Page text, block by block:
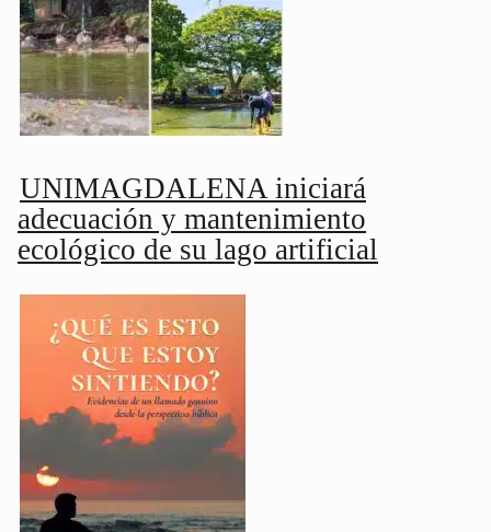
UNIMAGDALENA iniciará
adecuación y mantenimiento
ecológico de su lago artificial